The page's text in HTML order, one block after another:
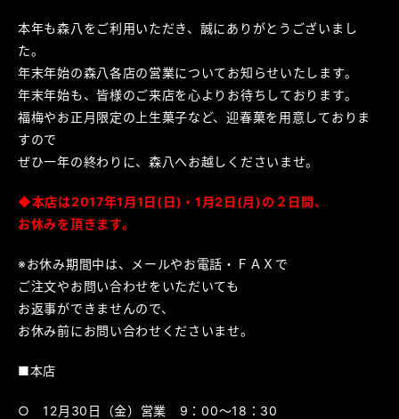
本年も森八をご利用いただき、誠にありがとうございまし
た。
年末年始の森八各店の営業についてお知らせいたします。
年末年始も、皆様のご来店を心よりお待ちしております。
福梅やお正月限定の上生菓子など、迎春菓を用意しておりま
すので
ぜひ一年の終わりに、森八へお越しくださいませ。
◆本店は2017年1月1日(日)・1月2日(月)の２日間、
お休みを頂きます。
※お休み期間中は、メールやお電話・ＦＡＸで
ご注文やお問い合わせをいただいても
お返事ができませんので、
お休み前にお問い合わせくださいませ。
■本店
○ 12月30日（金）営業 9：00～18：30